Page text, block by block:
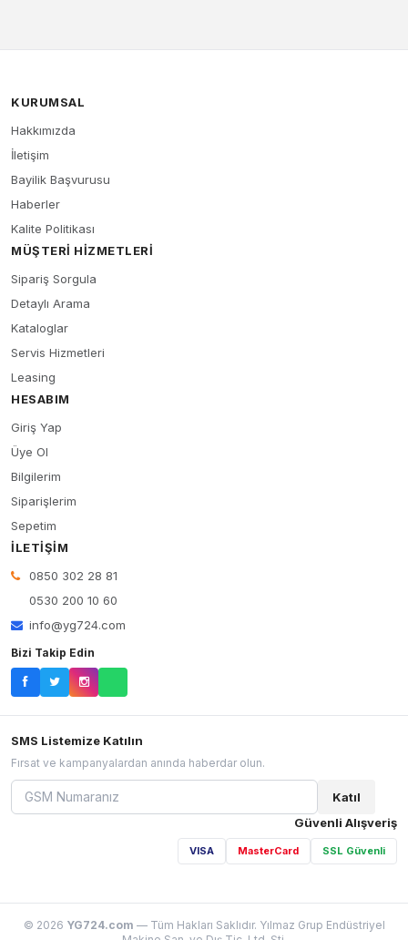
KURUMSAL
Hakkımızda
İletişim
Bayilik Başvurusu
Haberler
Kalite Politikası
MÜŞTERI HIZMETLERI
Sipariş Sorgula
Detaylı Arama
Kataloglar
Servis Hizmetleri
Leasing
HESABIM
Giriş Yap
Üye Ol
Bilgilerim
Siparişlerim
Sepetim
İLETIŞIM
0850 302 28 81
0530 200 10 60
info@yg724.com
Bizi Takip Edin
SMS Listemize Katılın
Fırsat ve kampanyalardan anında haberdar olun.
Katıl
Güvenli Alışveriş
VISA MasterCard SSL Güvenli
© 2026 YG724.com — Tüm Hakları Saklıdır. Yılmaz Grup Endüstriyel